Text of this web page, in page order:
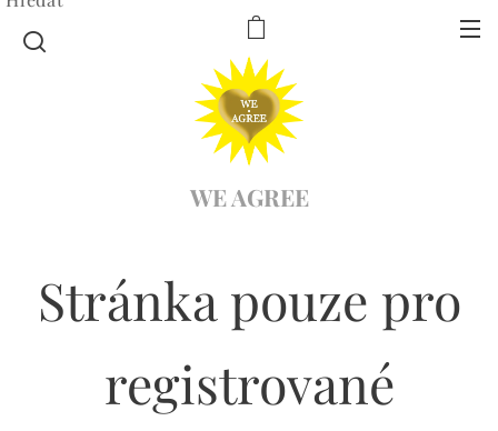
WE AGREE
Stránka pouze pro
registrované